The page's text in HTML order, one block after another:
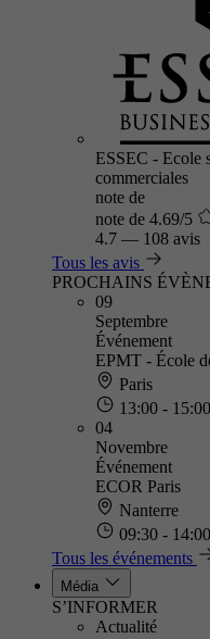
ESSEC - Ecole
commerciales
note de
note de 4.69/5
4.7 — 108 avis
Tous les avis
PROCHAINS
09
Septembre
Événement
EPMT - École
Paris
13:00 - 15:00
04
Novembre
Événement
ECOR Paris
Nanterre
09:30 - 14:00
Tous les événements
Média
S’INFORMER
Actualité